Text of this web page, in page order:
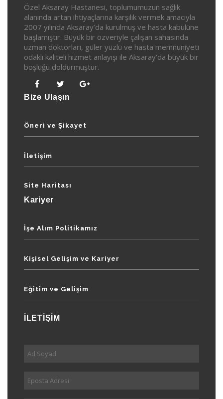
Özel Aksaray Hastanesi, toplumumuzun sağlık
alanında artan ihtiyaçlarına karşılık vermek amacıyla
2007 yılında Aksaray’da kurulmuş ve hasta kabulüne
başlamıştır. Büyük bir özveriyle çalışan sahasında
uzman doktorları, güler yüzlü ve hasta memnuniyeti
odaklı kaliteli hizmet anlayışı ile Aksaray’da büyük bir
boşluğu doldurmuştur.
Bize Ulaşın
Öneri ve Şikayet
İletişim
Site Haritası
Kariyer
İşe Alım Politikamız
Kişisel Gelişim ve Kariyer
Eğitim ve Gelişim
İLETİŞİM